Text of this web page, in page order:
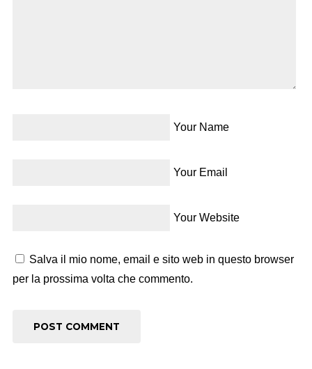
Your Name
Your Email
Your Website
Salva il mio nome, email e sito web in questo browser
per la prossima volta che commento.